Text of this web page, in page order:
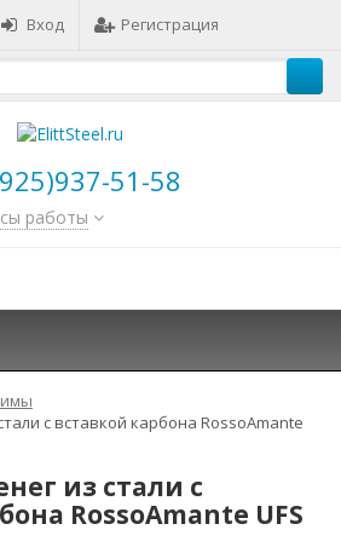
Вход Регистрация
51-58
работы
с вставкой карбона RossoAmante
из стали с
RossoAmante UFS